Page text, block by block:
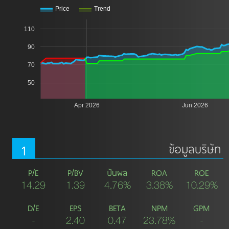
Price Trend
Apr 2026 Jun 2026
50
70
90
110
1 ข้อมูลบริษัท
P/E
14.29
P/BV
1.39
ปันผล
4.76%
ROA
3.38%
ROE
10.29%
D/E
-
EPS
2.40
BETA
0.47
NPM
23.78%
GPM
-